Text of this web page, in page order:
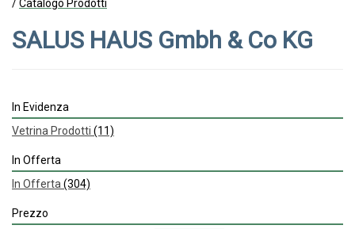
/Catalogo Prodotti
SALUS HAUS Gmbh & Co KG
In Evidenza
Vetrina Prodotti (11)
In Offerta
In Offerta (304)
Prezzo